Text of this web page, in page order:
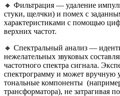
🔸 Фильтрация — удаление
стуки, щелчки) и помех с
характеристиками с помощью
верхних частот.
🔸 Спектральный анализ —
нежелательных звуковых
частотного спектра сигнала.
спектрограмму и может вручную
тональные компоненты
трансформатора), не затрагивая